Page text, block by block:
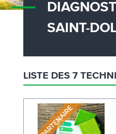
SAINT-
LISTE DES 7